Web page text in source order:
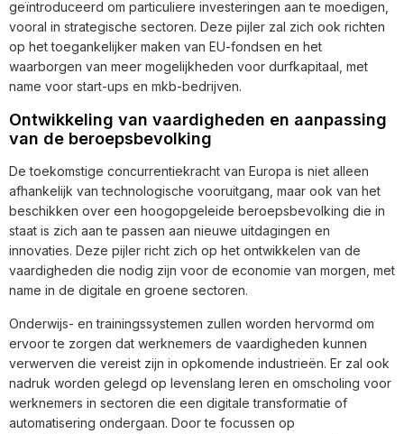
geïntroduceerd om particuliere investeringen aan te moedigen,
vooral in strategische sectoren. Deze pijler zal zich ook richten
op het toegankelijker maken van EU-fondsen en het
waarborgen van meer mogelijkheden voor durfkapitaal, met
name voor start-ups en mkb-bedrijven.
Ontwikkeling van vaardigheden en aanpassing
van de beroepsbevolking
De toekomstige concurrentiekracht van Europa is niet alleen
afhankelijk van technologische vooruitgang, maar ook van het
beschikken over een hoogopgeleide beroepsbevolking die in
staat is zich aan te passen aan nieuwe uitdagingen en
innovaties. Deze pijler richt zich op het ontwikkelen van de
vaardigheden die nodig zijn voor de economie van morgen, met
name in de digitale en groene sectoren.
Onderwijs- en trainingssystemen zullen worden hervormd om
ervoor te zorgen dat werknemers de vaardigheden kunnen
verwerven die vereist zijn in opkomende industrieën. Er zal ook
nadruk worden gelegd op levenslang leren en omscholing voor
werknemers in sectoren die een digitale transformatie of
automatisering ondergaan. Door te focussen op